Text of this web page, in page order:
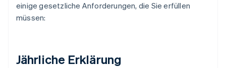
einige gesetzliche Anforderungen, die Sie erfüllen
müssen:
Jährliche Erklärung